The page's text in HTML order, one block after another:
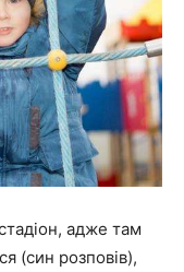
адже там
(син розповів),